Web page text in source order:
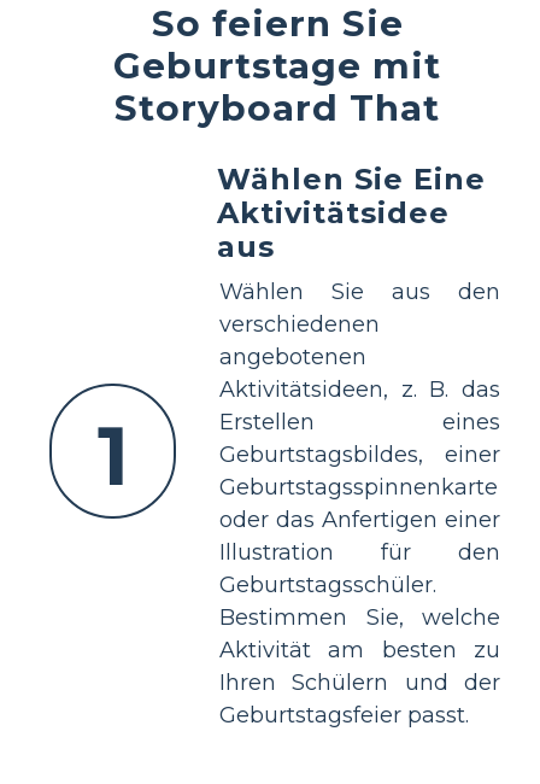
So feiern Sie
Geburtstage mit
Storyboard That
1
Wählen Sie Eine
Aktivitätsidee
aus
Wählen Sie aus den
verschiedenen
angebotenen
Aktivitätsideen, z. B. das
Erstellen eines
Geburtstagsbildes, einer
Geburtstagsspinnenkarte
oder das Anfertigen einer
Illustration für den
Geburtstagsschüler.
Bestimmen Sie, welche
Aktivität am besten zu
Ihren Schülern und der
Geburtstagsfeier passt.